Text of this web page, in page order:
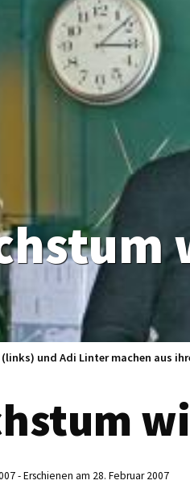
und Adi Linter machen aus
- Erschienen am 28. Februar 2007